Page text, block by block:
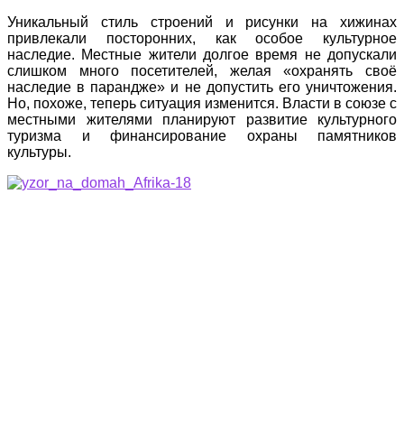
Уникальный стиль строений и рисунки на хижинах
привлекали посторонних, как особое культурное
наследие. Местные жители долгое время не допускали
слишком много посетителей, желая «охранять своё
наследие в парандже» и не допустить его уничтожения.
Но, похоже, теперь ситуация изменится. Власти в союзе с
местными жителями планируют развитие культурного
туризма и финансирование охраны памятников
культуры.